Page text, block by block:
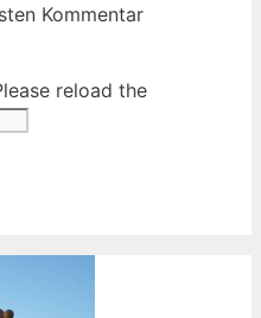
Kommentar
reload the